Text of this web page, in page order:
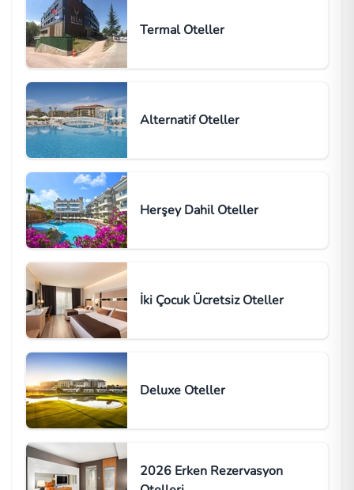
Termal Oteller
Alternatif Oteller
Herşey Dahil Oteller
İki Çocuk Ücretsiz Oteller
Deluxe Oteller
2026 Erken Rezervasyon